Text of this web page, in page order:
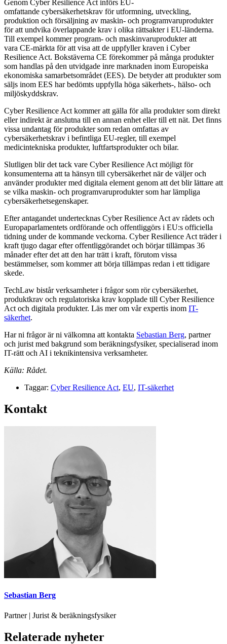
Genom Cyber Resilience Act införs EU-
omfattande cybersäkerhetskrav för utformning, utveckling,
produktion och försäljning av maskin- och programvaruprodukter
för att undvika överlappande krav i olika rättsakter i EU-länderna.
Till exempel kommer program- och maskinvaruprodukter att
vara CE-märkta för att visa att de uppfyller kraven i Cyber
Resilience Act. Bokstäverna CE förekommer på många produkter
som handlas på den utvidgade inre marknaden inom Europeiska
ekonomiska samarbetsområdet (EES). De betyder att produkter som
säljs inom EES har bedömts uppfylla höga säkerhets-, hälso- och
miljöskyddskrav.
Cyber Resilience Act kommer att gälla för alla produkter som direkt
eller indirekt är anslutna till en annan enhet eller till ett nät. Det finns
vissa undantag för produkter som redan omfattas av
cybersäkerhetskrav i befintliga EU-regler, till exempel
medicintekniska produkter, luftfartsprodukter och bilar.
Slutligen blir det tack vare Cyber Resilience Act möjligt för
konsumenterna att ta hänsyn till cybersäkerhet när de väljer och
använder produkter med digitala element genom att det blir lättare att
se vilka maskin- och programvaruprodukter som har lämpliga
cybersäkerhetsegenskaper.
Efter antagandet undertecknas Cyber Resilience Act av rådets och
Europaparlamentets ordförande och offentliggörs i EU:s officiella
tidning under de kommande veckorna. Cyber Resilience Act träder i
kraft tjugo dagar efter offentliggörandet och börjar tillämpas 36
månader efter det att den har trätt i kraft, förutom vissa
bestämmelser, som kommer att börja tillämpas redan i ett tidigare
skede.
TechLaw bistår verksamheter i frågor som rör cybersäkerhet,
produktkrav och regulatoriska krav kopplade till Cyber Resilience
Act och digitala produkter. Läs mer om vår expertis inom IT-
säkerhet.
Har ni frågor är ni välkomna att kontakta Sebastian Berg, partner
och jurist med bakgrund som beräkningsfysiker, specialiserad inom
IT-rätt och AI i teknikintensiva verksamheter.
Källa: Rådet.
Taggar: Cyber Resilience Act, EU, IT-säkerhet
Kontakt
Sebastian Berg
Partner | Jurist & beräkningsfysiker
Relaterade nyheter